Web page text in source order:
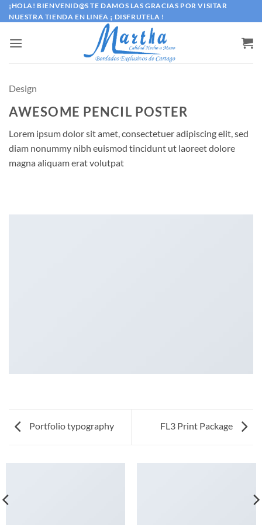
Saltar
al
¡HOLA! BIENVENID@S TE DAMOS LAS GRACIAS POR VISITAR
NUESTRA TIENDA EN LINEA ¡ DISFRUTELA !
Design
AWESOME PENCIL POSTER
Lorem ipsum dolor sit amet, consectetuer adipiscing elit, sed
diam nonummy nibh euismod tincidunt ut laoreet dolore
magna aliquam erat volutpat
Portfolio typography FL3 Print Package